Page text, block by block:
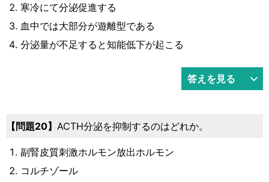
寒冷にて分泌促進する
血中では大部分が遊離型である
分泌量が不足すると知能低下が起こる
答えを見る
20 ACTH分泌を抑制するのはどれか。
副腎皮質刺激ホルモン放出ホルモン
コルチゾール